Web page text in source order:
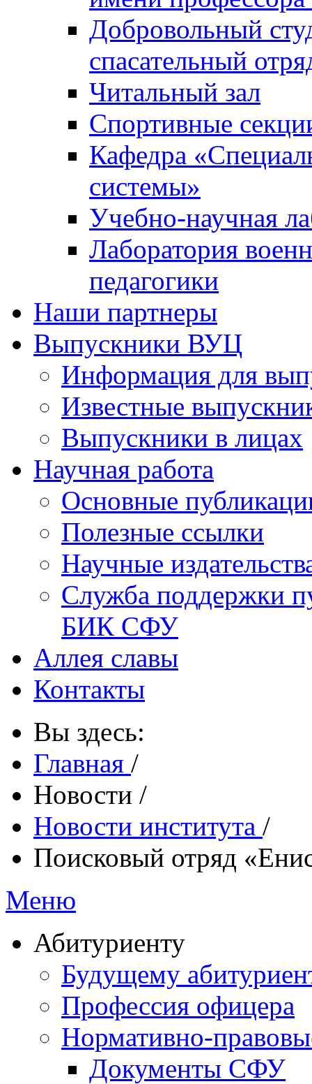
Добровольный
спасательный
Читальный зал
Спортивные
Кафедра
системы»
Учебно-научная
Лаборатория
педагогики
Наши партнеры
Выпускники ВУЦ
Информация для
Известные
Выпускники в лицах
Научная работа
Основные
Полезные ссылки
Научные
Служба поддержки
БИК СФУ
Аллея славы
Контакты
Вы здесь:
Главная /
Новости /
Новости института /
Поисковый отряд
Меню
Абитуриенту
Будущему
Профессия офицера
Нормативно-
Документы СФУ